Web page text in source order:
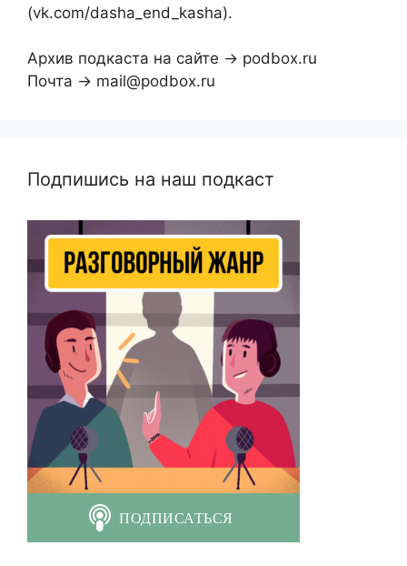
(vk.com/dasha_end_kasha).
Архив подкаста на сайте → podbox.ru
Почта → mail@podbox.ru
Подпишись на наш подкаст